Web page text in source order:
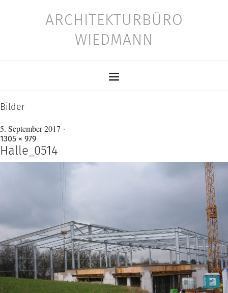
ARCHITEKTURBÜRO
WIEDMANN
Bilder
5. September 2017
1305 × 979
Halle_0514